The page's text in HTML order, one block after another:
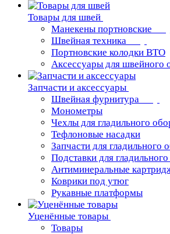
Товары для швей
Манекены портновские
Швейная техника
Портновские колодки ВТО
Аксессуары для швейного
Запчасти и аксессуары
Швейная фурнитура
Монометры
Чехлы для гладильного
Тефлоновые насадки
Запчасти для гладильного
Подставки для
Антиминеральные
Коврики под утюг
Рукавные платформы
Уценённые товары
Товары